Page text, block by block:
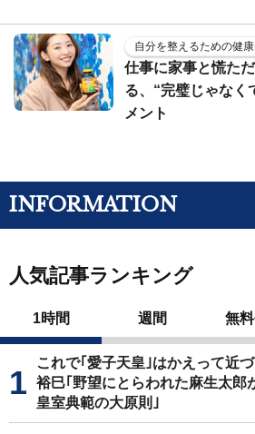
自分を整えるための健
仕事に家事と慌た
る、“完璧じゃなく
メント
INFORMATION
人気記事ランキング
1時間 週間 無
これで｢愛子天皇｣はかえって近
裕巳｢野望にとらわれた麻生太郎
皇室典範の大原則｣